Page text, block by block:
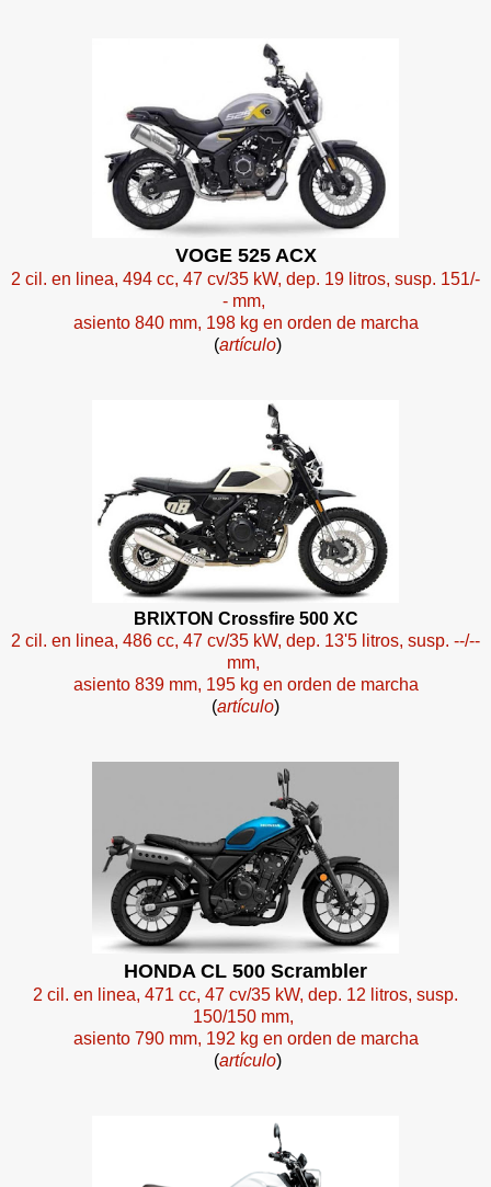
VOGE 525 ACX
2 cil. en linea, 494 cc, 47 cv/35 kW, dep. 19 litros, susp. 151/-
- mm,
asiento 840 mm, 198 kg en orden de marcha
(artículo)
BRIXTON Crossfire 500 XC
2 cil. en linea, 486 cc, 47 cv/35 kW, dep. 13'5 litros, susp. --/--
mm,
asiento 839 mm, 195 kg en orden de marcha
(artículo)
HONDA CL 500 Scrambler
2 cil. en linea, 471 cc, 47 cv/35 kW, dep. 12 litros, susp.
150/150 mm,
asiento 790 mm, 192 kg en orden de marcha
(artículo)